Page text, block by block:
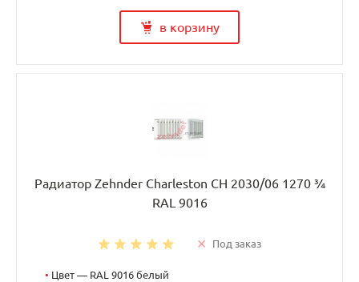
в корзину
Радиатор Zehnder Charleston CH 2030/06 1270 ¾
RAL 9016
Под заказ
• Цвет — RAL 9016 белый